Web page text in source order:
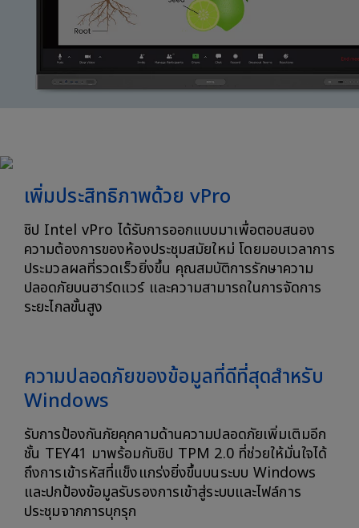
เพิ่มประสิทธิภาพด้วย vPro
ชิป Intel vPro ได้รับการออกแบบมาเพื่อตอบสนอง
ความต้องการของห้องประชุมสมัยใหม่ โดยมอบเวลาการ
ประมวลผลที่รวดเร็วยิ่งขึ้น คุณสมบัติการรักษาความ
ปลอดภัยบนฮาร์ดแวร์ และความสามารถในการจัดการ
ระยะไกลขั้นสูง
ความปลอดภัยของข้อมูลที่ดีที่สุดสำหรับ
Windows
รับการป้องกันภัยคุกคามด้านความปลอดภัยเพิ่มเติมอีก
ชั้น TEY41 มาพร้อมกับชิป TPM 2.0 ที่ช่วยให้มั่นใจได้
ถึงการเข้ารหัสที่แข็งแกร่งยิ่งขึ้นบนระบบ Windows
และปกป้องข้อมูลรับรองการเข้าสู่ระบบและไฟล์การ
ประชุมจากการบุกรุก